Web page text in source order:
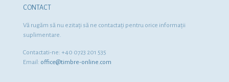
CONTACT
Vă rugăm să nu ezitaţi să ne contactaţi pentru orice informaţii
suplimentare.
Contactati-ne: +40 0723 201 535
Email: office@timbre-online.com